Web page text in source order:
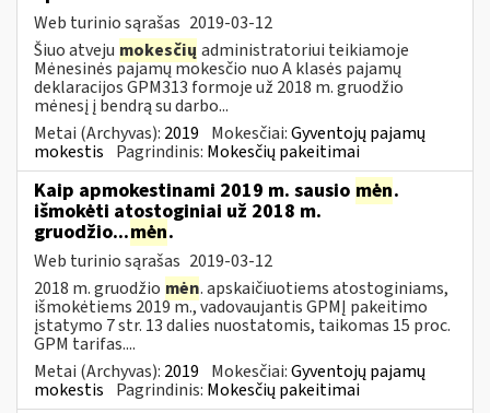
Web turinio sąrašas 2019-03-12
Šiuo atveju mokesčių administratoriui teikiamoje
Mėnesinės pajamų mokesčio nuo A klasės pajamų
deklaracijos GPM313 formoje už 2018 m. gruodžio
mėnesį į bendrą su darbo...
Metai (Archyvas): 2019 Mokesčiai:Gyventojų pajamų
mokestis Pagrindinis: Mokesčių pakeitimai
Kaip apmokestinami 2019 m. sausio mėn.
išmokėti atostoginiai už 2018 m.
gruodžio...mėn.
Web turinio sąrašas 2019-03-12
2018 m. gruodžio mėn. apskaičiuotiems atostoginiams,
išmokėtiems 2019 m., vadovaujantis GPMĮ pakeitimo
įstatymo 7 str. 13 dalies nuostatomis, taikomas 15 proc.
GPM tarifas....
Metai (Archyvas): 2019 Mokesčiai:Gyventojų pajamų
mokestis Pagrindinis: Mokesčių pakeitimai